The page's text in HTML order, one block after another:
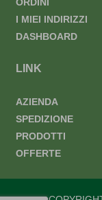
ORDINI
I MIEI INDIRIZZI
DASHBOARD
LINK
AZIENDA
SPEDIZIONE
PRODOTTI
OFFERTE